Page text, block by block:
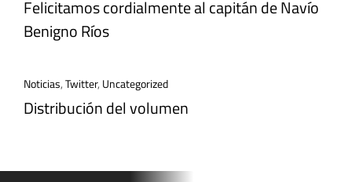
Felicitamos cordialmente al capitán de Navío
Benigno Ríos
Noticias,Twitter, Uncategorized
Distribución del volumen